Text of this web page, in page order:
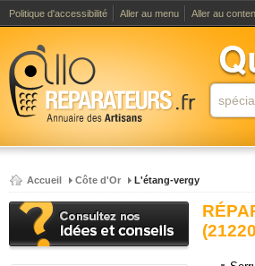
Politique d'accessibilité Aller au menu Aller au
Accueil Côte d'Or L'étang-vergy